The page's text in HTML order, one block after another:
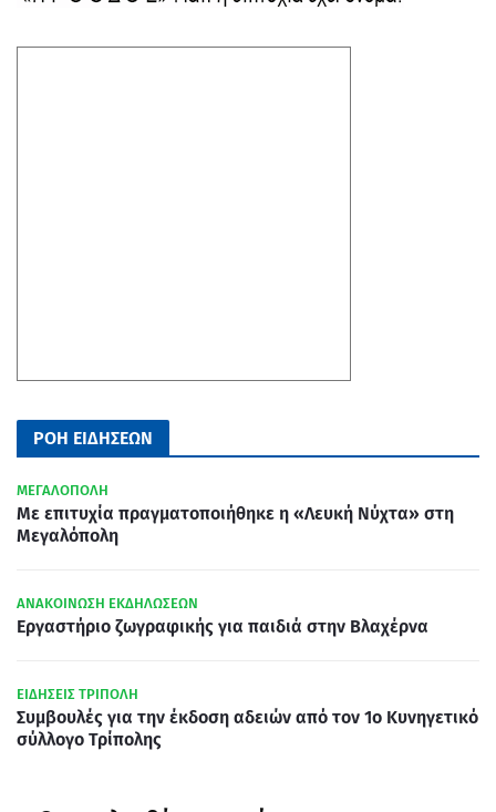
ΡΟΗ ΕΙΔΗΣΕΩΝ
ΜΕΓΑΛΟΠΟΛΗ
Με επιτυχία πραγματοποιήθηκε η «Λευκή Νύχτα» στη
Μεγαλόπολη
ΑΝΑΚΟΙΝΩΣΗ ΕΚΔΗΛΩΣΕΩΝ
Εργαστήριο ζωγραφικής για παιδιά στην Βλαχέρνα
ΕΙΔΗΣΕΙΣ ΤΡΙΠΟΛΗ
Συμβουλές για την έκδοση αδειών από τον 1ο Κυνηγετικό
σύλλογο Τρίπολης